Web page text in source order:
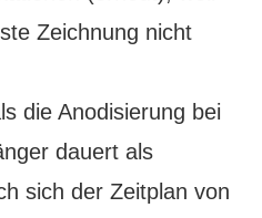
Zeichnung nicht
die Anodisierung bei
dauert als
sich der Zeitplan von